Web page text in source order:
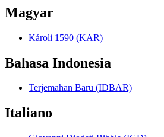
Magyar
Károli 1590 (KAR)
Bahasa Indonesia
Terjemahan Baru (IDBAR)
Italiano